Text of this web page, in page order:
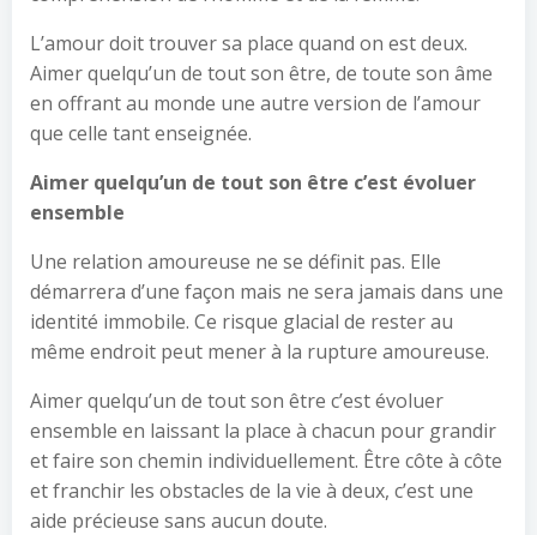
L’amour doit trouver sa place quand on est deux.
Aimer quelqu’un de tout son être, de toute son âme
en offrant au monde une autre version de l’amour
que celle tant enseignée.
Aimer quelqu’un de tout son être c’est évoluer
ensemble
Une relation amoureuse ne se définit pas. Elle
démarrera d’une façon mais ne sera jamais dans une
identité immobile. Ce risque glacial de rester au
même endroit peut mener à la rupture amoureuse.
Aimer quelqu’un de tout son être c’est évoluer
ensemble en laissant la place à chacun pour grandir
et faire son chemin individuellement. Être côte à côte
et franchir les obstacles de la vie à deux, c’est une
aide précieuse sans aucun doute.